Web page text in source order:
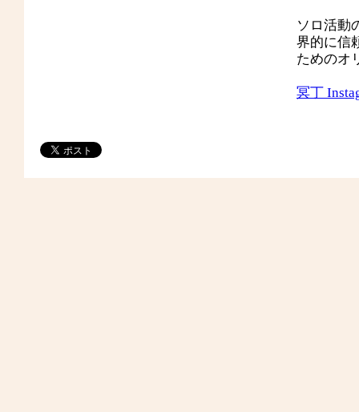
ソロ活動
界的に信
ためのオ
冥丁